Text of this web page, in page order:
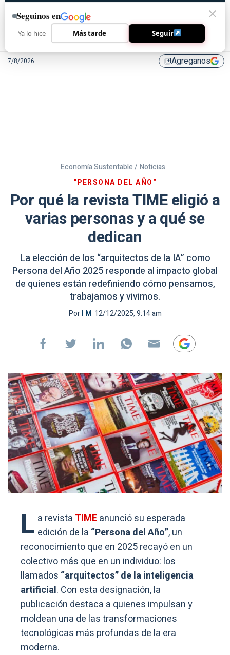
7/8/2026 library_addAgreganos
Economía Sustentable / Noticias
"PERSONA DEL AÑO"
Por qué la revista TIME eligió a
varias personas y a qué se
dedican
La elección de los “arquitectos de la IA” como
Persona del Año 2025 responde al impacto global
de quienes están redefiniendo cómo pensamos,
trabajamos y vivimos.
PorI M 12/12/2025, 9:14 am
L a revistaTIMEanunció su esperada
edición de la “Persona del Año”, un
reconocimiento que en 2025 recayó en un
colectivo más que en un individuo: los
llamados “arquitectos” de la inteligencia
artificial. Con esta designación, la
publicación destaca a quienes impulsan y
moldean una de las transformaciones
tecnológicas más profundas de la era
moderna.
Seguinos en
Ya lo hice Más tarde Seguir